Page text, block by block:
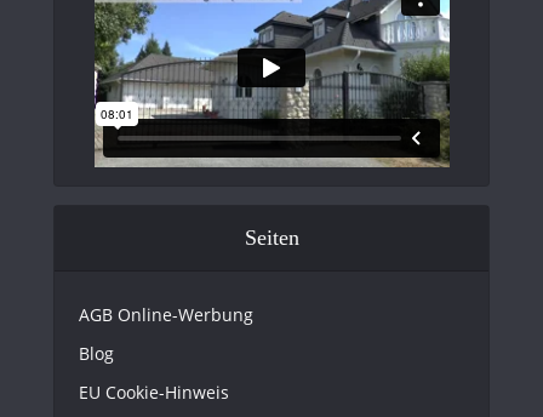
Seiten
AGB Online-Werbung
Blog
EU Cookie-Hinweis